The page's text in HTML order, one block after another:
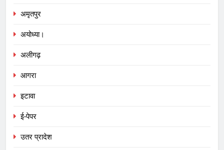
अमृतपुर
अयोध्या।
अलीगढ़
आगरा
इटावा
ई-पेपर
उतर प्रादेश